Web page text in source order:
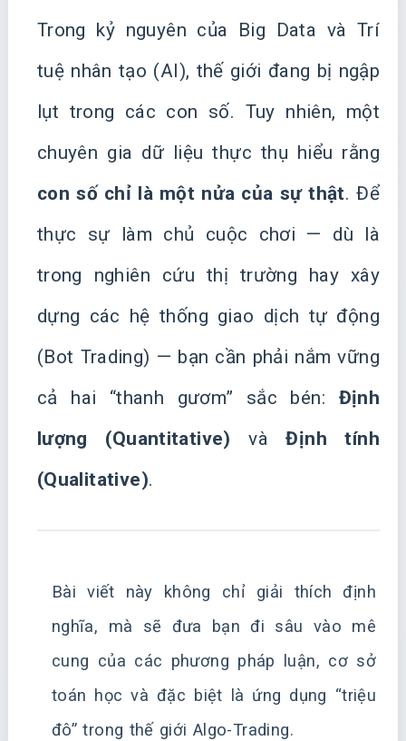
Trong kỷ nguyên của Big Data và Trí
tuệ nhân tạo (AI), thế giới đang bị ngập
lụt trong các con số. Tuy nhiên, một
chuyên gia dữ liệu thực thụ hiểu rằng
con số chỉ là một nửa của sự thật. Để
thực sự làm chủ cuộc chơi — dù là
trong nghiên cứu thị trường hay xây
dựng các hệ thống giao dịch tự động
(Bot Trading) — bạn cần phải nắm vững
cả hai “thanh gươm” sắc bén: Định
lượng (Quantitative) vàĐịnh tính
(Qualitative).
Bài viết này không chỉ giải thích định
nghĩa, mà sẽ đưa bạn đi sâu vào mê
cung của các phương pháp luận, cơ sở
toán học và đặc biệt là ứng dụng “triệu
đô” trong thế giới Algo-Trading.